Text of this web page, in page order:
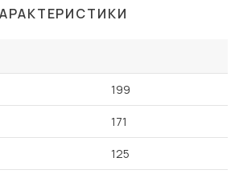
199
171
125